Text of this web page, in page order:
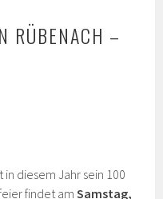
RÜBENACH –
in diesem Jahr sein 100
findet amSamstag,